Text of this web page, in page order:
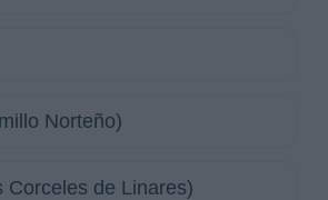
Norteño)
Corceles de Linares)